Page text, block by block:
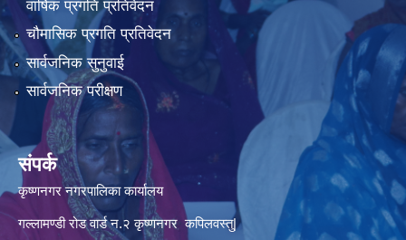
वार्षिक प्रगति प्रतिवेदन
चौमासिक प्रगति प्रतिवेदन
सार्वजनिक सुनुवाई
सार्वजनिक परीक्षण
संपर्क
कृष्णनगर नगरपालिका कार्यालय
गल्लामण्डी रोड वार्ड न.२ कृष्णनगर कपिलवस्तु|